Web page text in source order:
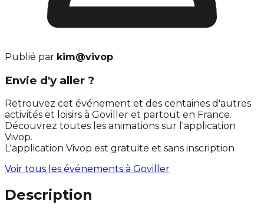
Publié par kim@vivop
Envie d'y aller ?
Retrouvez cet événement et des centaines d'autres
activités et loisirs à Goviller et partout en France.
Découvrez toutes les animations sur l'application
Vivop.
L'application Vivop est gratuite et sans inscription
Voir tous les événements à Goviller
Description